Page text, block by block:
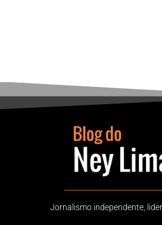
Jornalismo independente,